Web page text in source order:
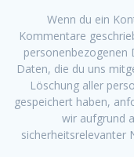
Wenn du ein
Kommentare
personenbezogenen
Daten, die du uns
Löschung aller
gespeichert haben,
wir aufgrund
sicherheitsrelevanter